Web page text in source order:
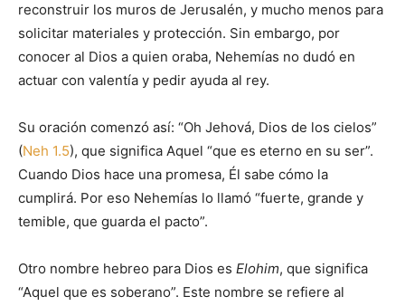
reconstruir los muros de Jerusalén, y mucho menos para
solicitar materiales y protección. Sin embargo, por
conocer al Dios a quien oraba, Nehemías no dudó en
actuar con valentía y pedir ayuda al rey.
Su oración comenzó así: “Oh Jehová, Dios de los cielos”
(Neh 1.5), que significa Aquel “que es eterno en su ser”.
Cuando Dios hace una promesa, Él sabe cómo la
cumplirá. Por eso Nehemías lo llamó “fuerte, grande y
temible, que guarda el pacto”.
Otro nombre hebreo para Dios es Elohim, que significa
“Aquel que es soberano”. Este nombre se refiere al